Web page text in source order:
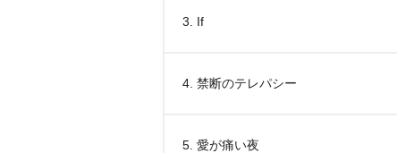
3. If
4. 禁断のテレパシー
5. 愛が痛い夜